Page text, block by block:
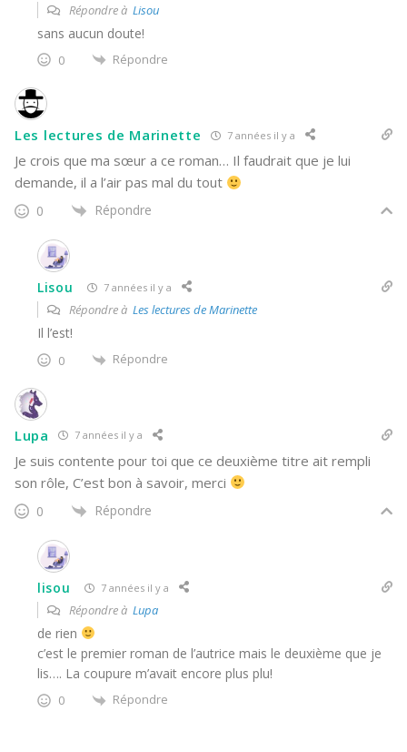
Répondre à Lisou
sans aucun doute!
0 Répondre
Les lectures de Marinette 7 années il y a
Je crois que ma sœur a ce roman… Il faudrait que je lui
demande, il a l’air pas mal du tout
0 Répondre
Lisou 7 années il y a
Répondre à Les lectures de Marinette
Il l’est!
0 Répondre
Lupa 7 années il y a
Je suis contente pour toi que ce deuxième titre ait rempli
son rôle, C’est bon à savoir, merci
0 Répondre
lisou 7 années il y a
Répondre à Lupa
de rien
c’est le premier roman de l’autrice mais le deuxième que je
lis…. La coupure m’avait encore plus plu!
0 Répondre